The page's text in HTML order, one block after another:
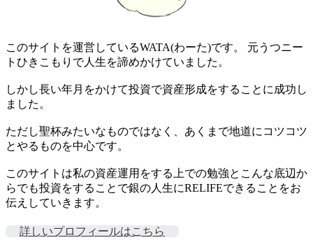
このサイトを運営しているWATA(わーた)です。 元うつニー
トひきこもりで人生を諦めかけていました。
しかし長い年月をかけて投資で資産形成をすることに成功し
ました。
ただし聖杯みたいなものではなく、あくまで地道にコツコツ
とやるものを中心です。
このサイトは私の資産運用をする上での勉強とこんな底辺か
らでも投資をすることで銀の人生にRELIFEできることをお
伝えしていきます。
詳しいプロフィールはこちら